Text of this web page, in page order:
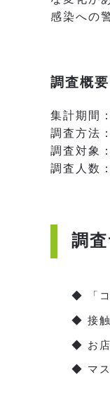
感染への
調査概要
集計期間
調査方法
調査対象
調査人数
調
◆ 「コ
◆ 接触
◆ お店
◆ マス